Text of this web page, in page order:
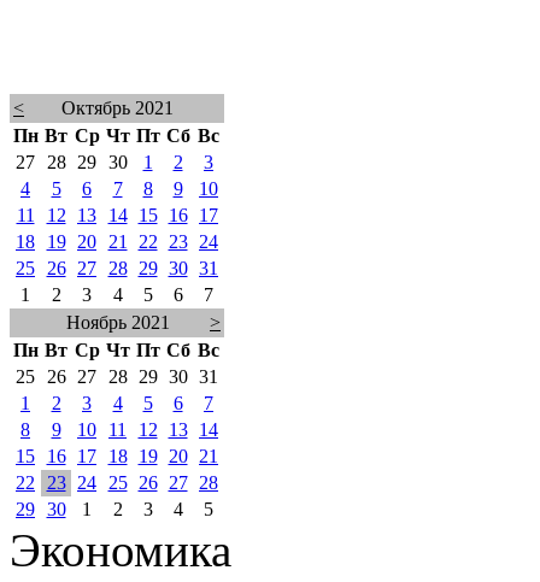
<
Октябрь 2021
Пн Вт Ср Чт Пт Сб Вс
27
28 29 30 1 2
3
4
5 6 7 8 9
10
11
12 13 14 15 16
17
18
19 20 21 22 23
24
25
26 27 28 29 30 31
1
2 3 4 5 6
7
Ноябрь 2021
>
Пн Вт Ср Чт Пт Сб Вс
25
26 27 28 29 30 31
1
2 3 4 5 6
7
8
9 10 11 12 13
14
15
16 17 18 19 20
21
22
23 24 25 26 27
28
29 30 1 2 3 4 5
Экономика